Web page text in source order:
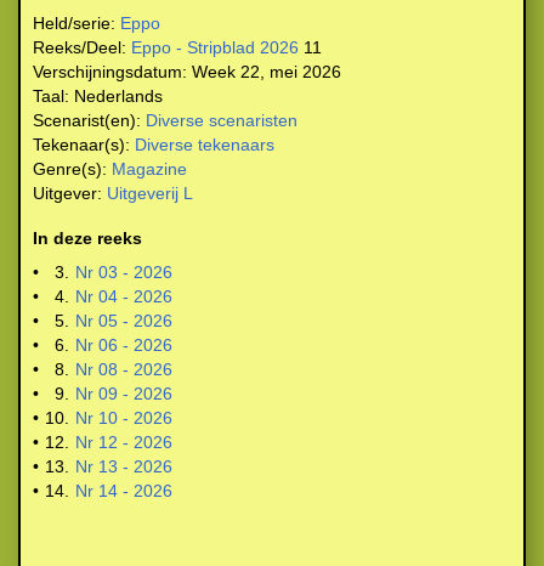
Held/serie: Eppo
Reeks/Deel: Eppo - Stripblad 2026 11
Verschijningsdatum: Week 22, mei 2026
Taal: Nederlands
Scenarist(en): Diverse scenaristen
Tekenaar(s): Diverse tekenaars
Genre(s): Magazine
Uitgever: Uitgeverij L
In deze reeks
•
3.
Nr 03 - 2026
•
4.
Nr 04 - 2026
•
5.
Nr 05 - 2026
•
6.
Nr 06 - 2026
•
8.
Nr 08 - 2026
•
9.
Nr 09 - 2026
• 10.
Nr 10 - 2026
• 12.
Nr 12 - 2026
• 13.
Nr 13 - 2026
• 14. Nr 14 - 2026